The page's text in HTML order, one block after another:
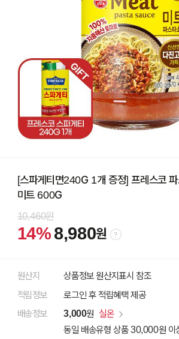
[스파게티면240G 1개 증정] 프레스코
미트 600G
10,460원
14%8,980원
원산지
상품정보 원산지표시 참조
적립정보
로그인 후 적립혜택 제공
배송정보
3,000원 실온
동일 배송유형 상품 30,000원 이